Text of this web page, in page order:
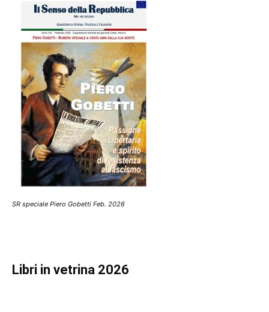
SR speciale Piero Gobetti Feb. 2026
Libri in vetrina 2026